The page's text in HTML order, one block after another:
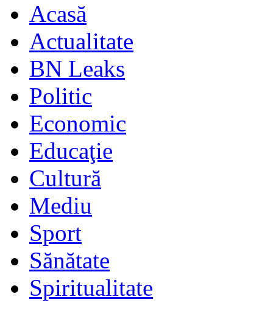
Acasă
Actualitate
BN Leaks
Politic
Economic
Educaţie
Cultură
Mediu
Sport
Sănătate
Spiritualitate